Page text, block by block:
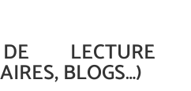
LECTURE
BLOGS…)